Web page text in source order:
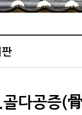
다공증(